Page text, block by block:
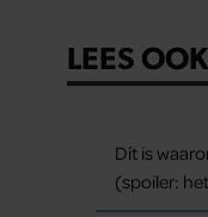
LEES OOK
Dít is
(spoiler: